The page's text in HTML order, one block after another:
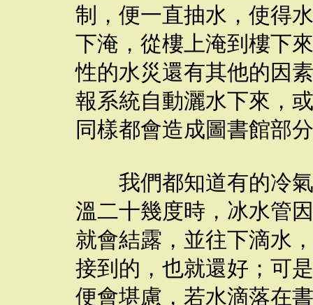
制，便一直抽水，使得
下淹，從樓上淹到樓下
性的水災還有其他的因
報系統自動灑水下來，
同樣都會造成圖書館部
我們都知道有的冷氣
溫二十幾度時，冰水管
就會結露，並往下滴水
接到的，也就還好；可
便會堪慮，若水滴落在